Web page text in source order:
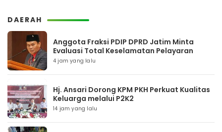
DAERAH
Anggota Fraksi PDIP DPRD Jatim Minta
Evaluasi Total Keselamatan Pelayaran
4 jam yang lalu
Hj. Ansari Dorong KPM PKH Perkuat Kualitas
Keluarga melalui P2K2
14 jam yang lalu